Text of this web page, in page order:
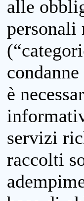
alle
è
servizi
raccolti